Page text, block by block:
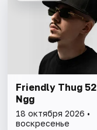
Friendly Thug 52
Ngg
18 октября 2026 •
воскресенье